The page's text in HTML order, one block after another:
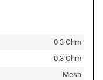
0.3 Ohm
0.3 Ohm
Mesh